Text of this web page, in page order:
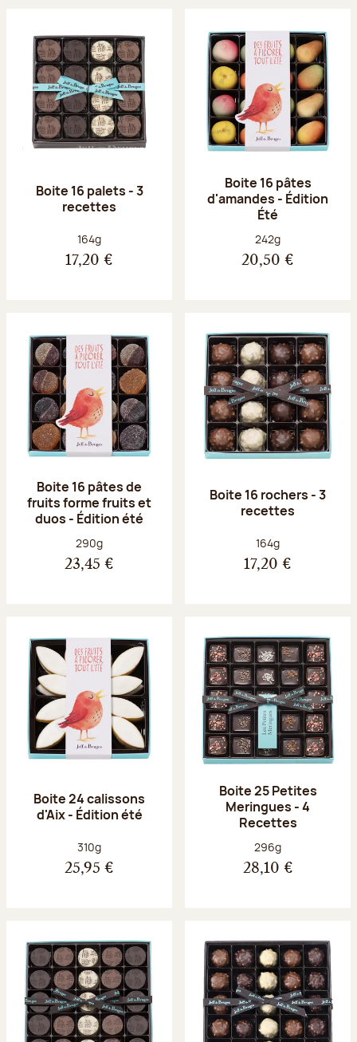
Boite 16 palets - 3
recettes
Poids net :
164g
17,20 €
Boite 16 pâtes
d'amandes - Édition
Été
Poids net :
242g
20,50 €
Boite 16 pâtes de
fruits forme fruits et
duos - Édition été
Poids net :
290g
23,45 €
Boite 16 rochers - 3
recettes
Poids net :
164g
17,20 €
Boite 24 calissons
d'Aix - Édition été
Poids net :
310g
25,95 €
Boite 25 Petites
Meringues - 4
Recettes
Poids net :
296g
28,10 €